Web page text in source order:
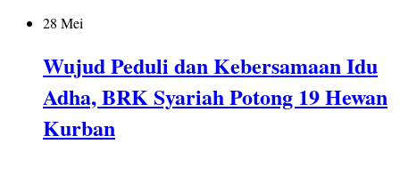
28 Mei
Wujud Peduli dan Kebersamaan Idu
Adha, BRK Syariah Potong 19 Hewan
Kurban